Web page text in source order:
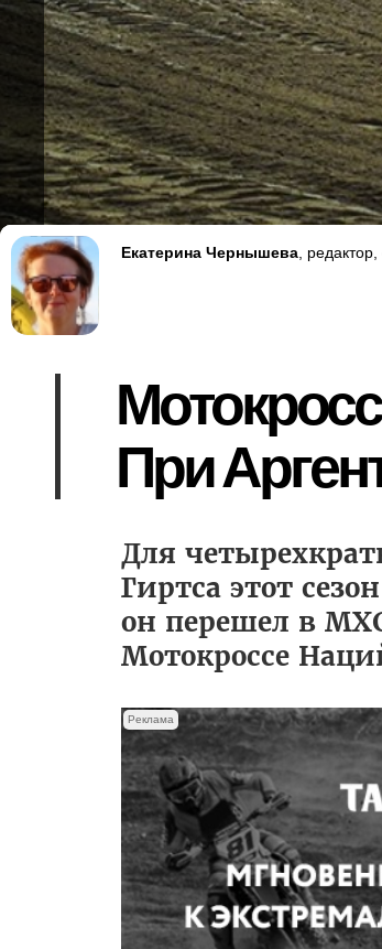
Екатерина Чернышева ,
При
Для
Гиртса этот
он перешел в
Мотокроссе
Реклама